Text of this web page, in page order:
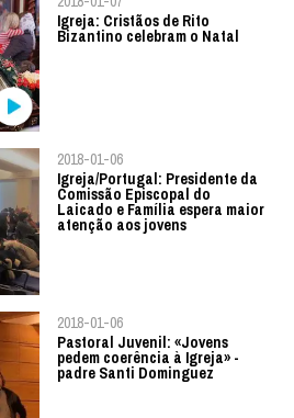
Igreja: Cristãos de Rito
Bizantino celebram o Natal
2018-01-06
Igreja/Portugal: Presidente da
Comissão Episcopal do
Laicado e Família espera maior
atenção aos jovens
2018-01-06
Pastoral Juvenil: «Jovens
pedem coerência à Igreja» -
padre Santi Dominguez